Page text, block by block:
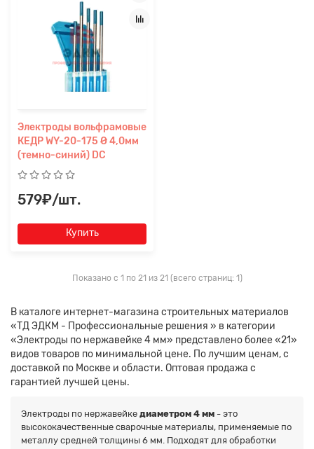
Электроды вольфрамовые
КЕДР WY-20-175 Ø 4,0мм
(темно-синий) DC
579₽/шт.
Купить
Показано с 1 по 21 из 21 (всего страниц: 1)
В каталоге интернет-магазина строительных материалов
«ТД ЭДКМ - Профессиональные решения » в категории
«Электроды по нержавейке 4 мм» представлено более «21»
видов товаров по минимальной цене. По лучшим ценам, с
доставкой по Москве и области. Оптовая продажа с
гарантией лучшей цены.
Электроды по нержавейке диаметром 4 мм - это
высококачественные сварочные материалы, применяемые по
металлу средней толщины 6 мм. Подходят для обработки